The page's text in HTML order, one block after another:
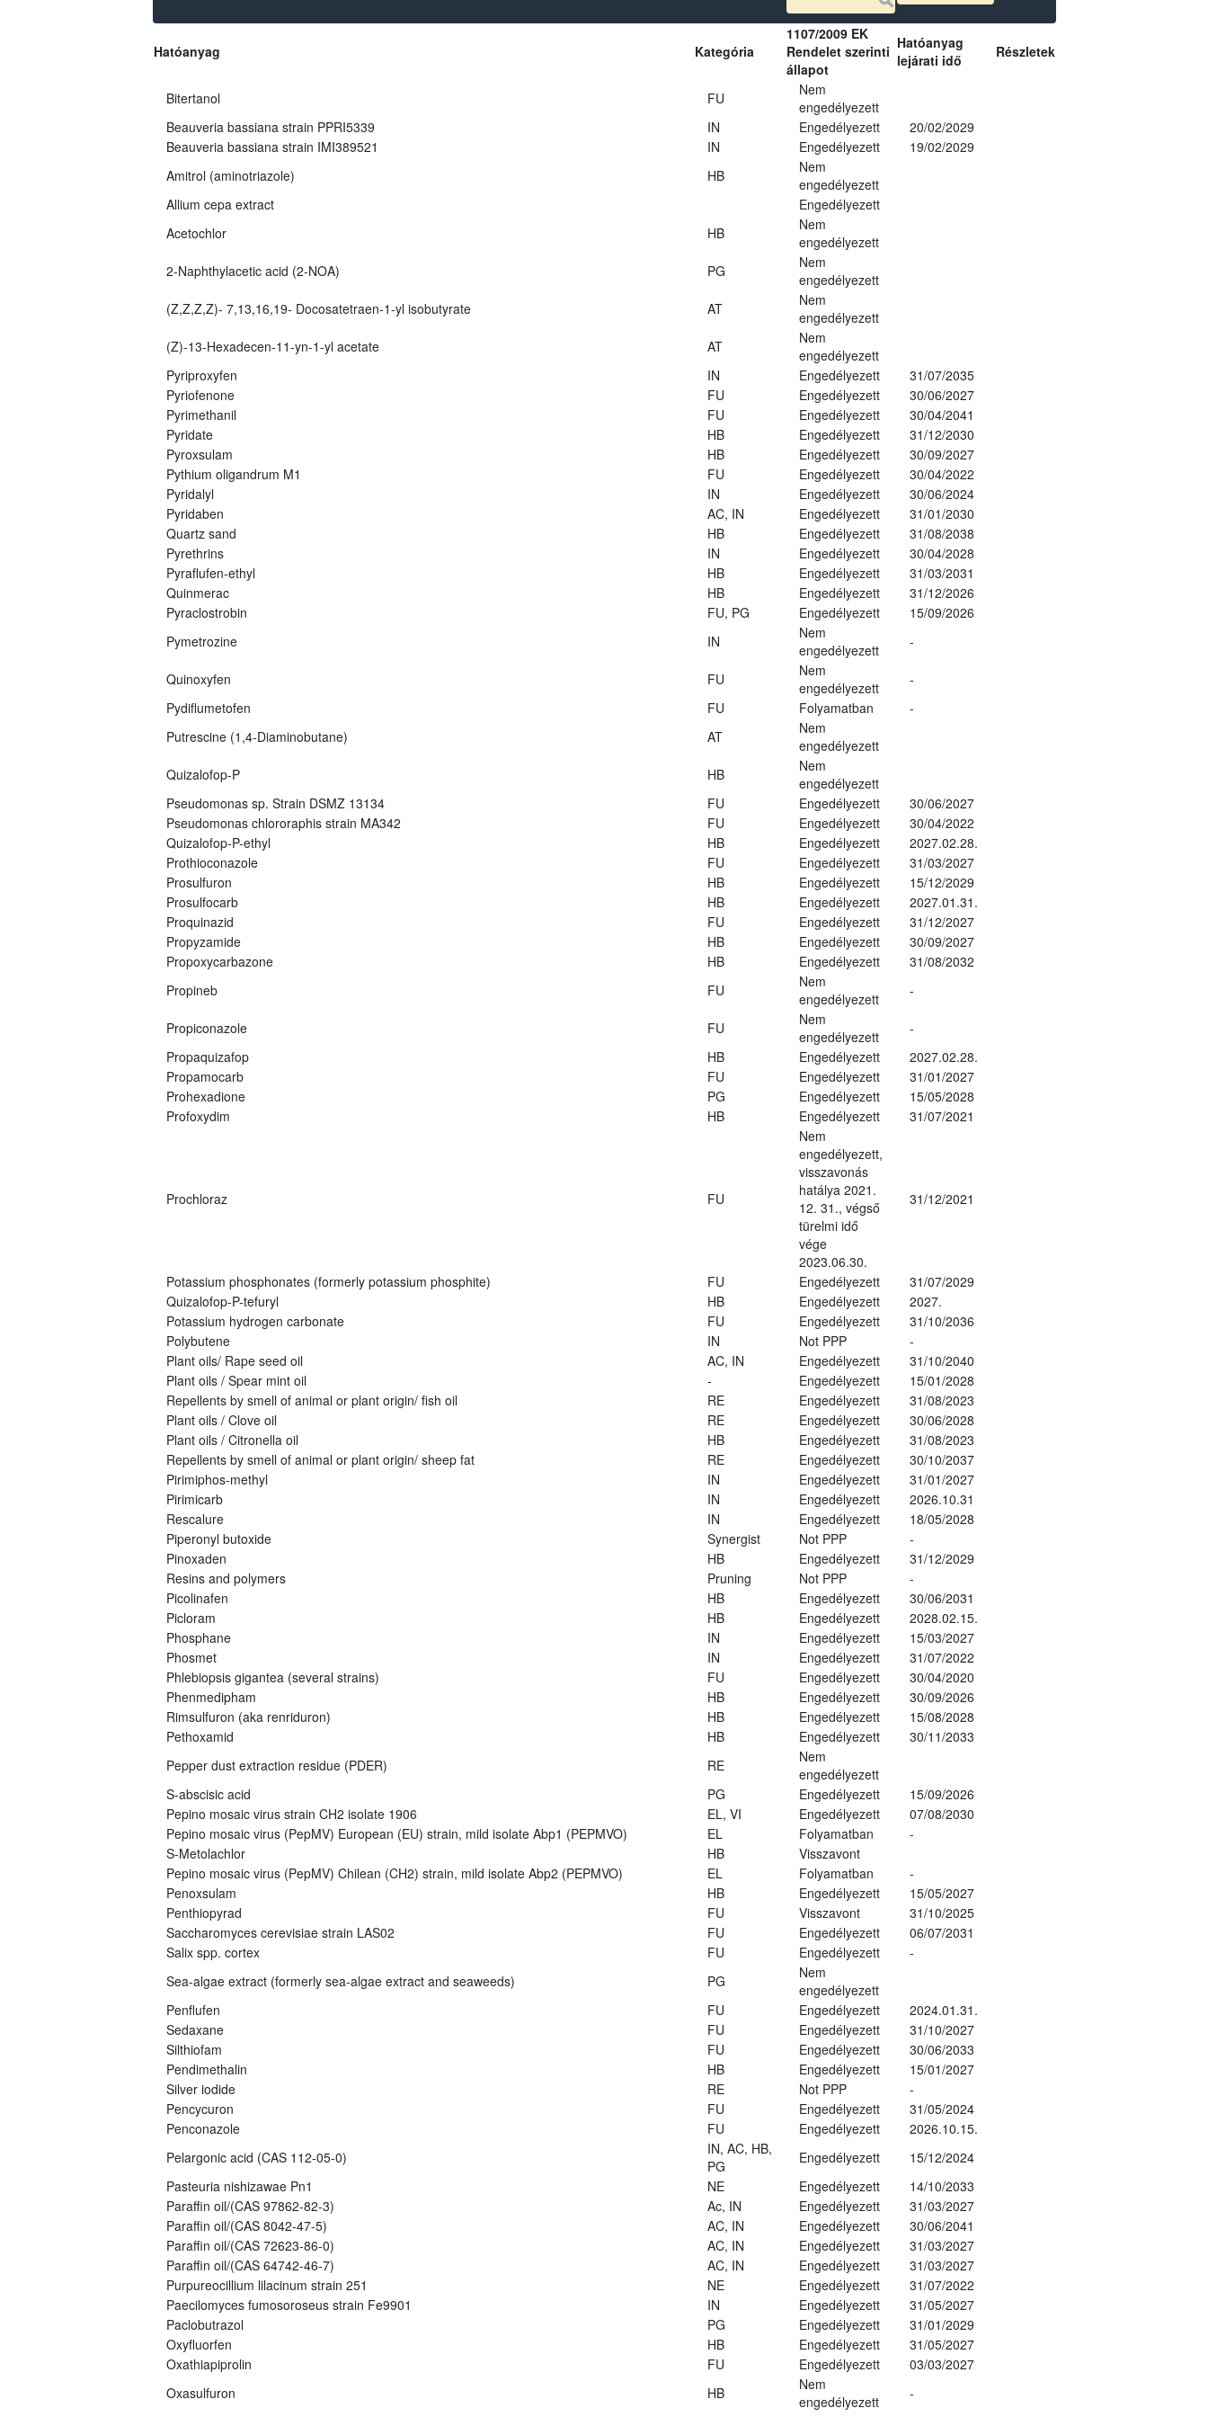
Hatóanyag Kategória
1107/2009 EK
Rendelet szerinti
állapot
Hatóanyag
lejárati idő
Részletek
Bitertanol FU
Nem
engedélyezett
Beauveria bassiana strain PPRI5339
IN Engedélyezett
20/02/2029
Beauveria bassiana strain IMI389521
IN Engedélyezett
19/02/2029
Amitrol (aminotriazole)
HB
Nem
engedélyezett
Allium cepa extract
Engedélyezett
Acetochlor
HB
Nem
engedélyezett
2-Naphthylacetic acid (2-NOA)
PG
Nem
engedélyezett
(Z,Z,Z,Z)- 7,13,16,19- Docosatetraen-1-yl isobutyrate
AT
Nem
engedélyezett
(Z)-13-Hexadecen-11-yn-1-yl acetate
AT
Nem
engedélyezett
Pyriproxyfen
IN Engedélyezett
31/07/2035
Pyriofenone
FU Engedélyezett
30/06/2027
Pyrimethanil
FU Engedélyezett
30/04/2041
Pyridate
HB Engedélyezett
31/12/2030
Pyroxsulam
HB Engedélyezett
30/09/2027
Pythium oligandrum M1
FU Engedélyezett
30/04/2022
Pyridalyl
IN Engedélyezett
30/06/2024
Pyridaben
AC, IN Engedélyezett
31/01/2030
Quartz sand
HB Engedélyezett
31/08/2038
Pyrethrins
IN Engedélyezett
30/04/2028
Pyraflufen-ethyl
HB Engedélyezett
31/03/2031
Quinmerac
HB Engedélyezett
31/12/2026
Pyraclostrobin
FU, PG Engedélyezett
15/09/2026
Pymetrozine
IN
Nem
engedélyezett
-
Quinoxyfen FU
Nem
engedélyezett
-
Pydiflumetofen
FU Folyamatban
-
Putrescine (1,4-Diaminobutane)
AT
Nem
engedélyezett
Quizalofop-P
HB
Nem
engedélyezett
Pseudomonas sp. Strain DSMZ 13134
FU Engedélyezett
30/06/2027
Pseudomonas chlororaphis strain MA342
FU Engedélyezett
30/04/2022
Quizalofop-P-ethyl
HB Engedélyezett
2027.02.28.
Prothioconazole
FU Engedélyezett
31/03/2027
Prosulfuron
HB Engedélyezett
15/12/2029
Prosulfocarb
HB Engedélyezett
2027.01.31.
Proquinazid
FU Engedélyezett
31/12/2027
Propyzamide
HB Engedélyezett
30/09/2027
Propoxycarbazone
HB Engedélyezett
31/08/2032
Propineb
FU
Nem
engedélyezett
-
Propiconazole FU
Nem
engedélyezett
-
Propaquizafop
HB Engedélyezett
2027.02.28.
Propamocarb
FU Engedélyezett
31/01/2027
Prohexadione
PG Engedélyezett
15/05/2028
Profoxydim
HB Engedélyezett 31/07/2021
Prochloraz FU
Nem
engedélyezett,
visszavonás
hatálya 2021.
12. 31., végső
türelmi idő
vége
2023.06.30.
31/12/2021
Potassium phosphonates (formerly potassium phosphite) FU Engedélyezett
31/07/2029
Quizalofop-P-tefuryl
HB Engedélyezett
2027.
Potassium hydrogen carbonate
FU Engedélyezett
31/10/2036
Polybutene
IN Not PPP
-
Plant oils/ Rape seed oil
AC, IN Engedélyezett
31/10/2040
Plant oils / Spear mint oil
- Engedélyezett
15/01/2028
Repellents by smell of animal or plant origin/ fish oil
RE Engedélyezett
31/08/2023
Plant oils / Clove oil
RE Engedélyezett
30/06/2028
Plant oils / Citronella oil
HB Engedélyezett
31/08/2023
Repellents by smell of animal or plant origin/ sheep fat
RE Engedélyezett
30/10/2037
Pirimiphos-methyl
IN Engedélyezett
31/01/2027
Pirimicarb
IN Engedélyezett
2026.10.31
Rescalure
IN Engedélyezett
18/05/2028
Piperonyl butoxide
Synergist Not PPP
-
Pinoxaden
HB Engedélyezett
31/12/2029
Resins and polymers
Pruning Not PPP
-
Picolinafen
HB Engedélyezett
30/06/2031
Picloram
HB Engedélyezett
2028.02.15.
Phosphane
IN Engedélyezett
15/03/2027
Phosmet
IN Engedélyezett
31/07/2022
Phlebiopsis gigantea (several strains)
FU Engedélyezett
30/04/2020
Phenmedipham
HB Engedélyezett
30/09/2026
Rimsulfuron (aka renriduron)
HB Engedélyezett
15/08/2028
Pethoxamid
HB Engedélyezett
30/11/2033
Pepper dust extraction residue (PDER)
RE
Nem
engedélyezett
S-abscisic acid
PG Engedélyezett
15/09/2026
Pepino mosaic virus strain CH2 isolate 1906
EL, VI Engedélyezett
07/08/2030
Pepino mosaic virus (PepMV) European (EU) strain, mild isolate Abp1 (PEPMVO)
EL Folyamatban
-
S-Metolachlor
HB
Visszavont
Pepino mosaic virus (PepMV) Chilean (CH2) strain, mild isolate Abp2 (PEPMVO)
EL Folyamatban
-
Penoxsulam
HB Engedélyezett
15/05/2027
Penthiopyrad
FU Visszavont
31/10/2025
Saccharomyces cerevisiae strain LAS02
FU Engedélyezett
06/07/2031
Salix spp. cortex
FU Engedélyezett
-
Sea-algae extract (formerly sea-algae extract and seaweeds)
PG
Nem
engedélyezett
Penflufen
FU Engedélyezett
2024.01.31.
Sedaxane
FU Engedélyezett
31/10/2027
Silthiofam
FU Engedélyezett
30/06/2033
Pendimethalin
HB Engedélyezett
15/01/2027
Silver iodide
RE Not PPP
-
Pencycuron
FU Engedélyezett
31/05/2024
Penconazole
FU Engedélyezett
2026.10.15.
Pelargonic acid (CAS 112-05-0)
IN, AC, HB,
PG
Engedélyezett
15/12/2024
Pasteuria nishizawae Pn1
NE Engedélyezett
14/10/2033
Paraffin oil/(CAS 97862-82-3)
Ac, IN Engedélyezett
31/03/2027
Paraffin oil/(CAS 8042-47-5)
AC, IN Engedélyezett
30/06/2041
Paraffin oil/(CAS 72623-86-0)
AC, IN Engedélyezett
31/03/2027
Paraffin oil/(CAS 64742-46-7)
AC, IN Engedélyezett
31/03/2027
Purpureocillium lilacinum strain 251
NE Engedélyezett
31/07/2022
Paecilomyces fumosoroseus strain Fe9901
IN Engedélyezett
31/05/2027
Paclobutrazol
PG Engedélyezett
31/01/2029
Oxyfluorfen
HB Engedélyezett
31/05/2027
Oxathiapiprolin
FU Engedélyezett
03/03/2027
Oxasulfuron
HB
Nem
engedélyezett
-